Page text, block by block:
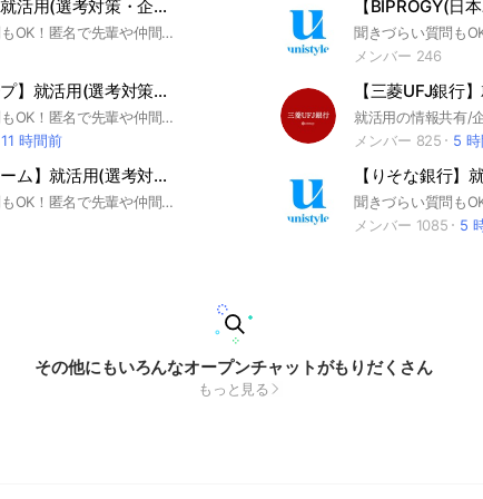
【東京ガス】就活用(選考対策・企業研究)グループ
聞きづらい質問もOK！匿名で先輩や仲間に相談しよう！ 就活サイトunistyleが運営する東京ガスの就活情報(選考対策/企業研究)共有グループです。 #就活 #東京ガス #インフラ業界 #インターンシップ #本選考 #unistyle #ユニスタイル #面接 #採用 #内定 #ES #エントリーシート #自己分析 #業界研究 #企業研究 #自己PR #ガクチカ #学生時代頑張ったこと #志何望動機 #webテスト #ウェブテスト #GD #グループディスカッション #グルディス #OB訪問 #企業選び #就活対策 #就活準備 #大手企業 #日系企業 ▼unistyleが運営するインフラのオプチャグループ▼ NEXCO東日本 / NEXCO西日本 / NEXCO中日本 / 郵船ロジスティクス / 首都高速道路 / 丸全昭和運輸 / 東京電力 / 関西電力 / 中部電力 / 北海道電力 / 東北電力 / 北陸電力 / 中国電力 / 四国電力 / 九州電力 / 東京ガス / 大阪ガス / 東邦ガス / 北海道ガス / 北陸ガス / 静岡ガス / 広島ガス / 西部ガス / ENEOS / 出光興産 / コスモエネルギー / INPEX / JERA / 石油資源開発（JAPEX) / J-POWER / 関電工 / 三愛オブリ ▼東京ガスの企業研究はこちらから▼ https://x.gd/2gAto
メンバー 246
【楽天グループ】就活用(選考対策・企業研究)グループ
聞きづらい質問もOK！匿名で先輩や仲間に相談しよう！ 就活サイトunistyleが運営する楽天グループの就活情報(選考対策/企業研究)共有グループです。 #就活 #楽天グループ #IT業界 #インターンシップ #本選考 #unistyle #ユニスタイル #面接 #採用 #内定 #ES #エントリーシート #自己分析 #業界研究 #企業研究 #自己PR #ガクチカ #学生時代頑張ったこと #志何望動機 #webテスト #ウェブテスト #GD #グループディスカッション #グルディス #OB訪問 #企業選び #就活対策 #就活準備 #大手企業 #日系企業 ▼unistyleが運営するITのオプチャグループ▼ NTTデータ / NTTコミュニケーションズ / NTTコムウェア / LINE / 楽天グループ / LINEヤフー / IBM ▼楽天グループの企業研究はこちらから▼ https://x.gd/vHpU9
11 時間前
メンバー 825
5
【ユニ・チャーム】就活用(選考対策・企業研究)グループ
聞きづらい質問もOK！匿名で先輩や仲間に相談しよう！ 本グループは就活支援サイト「unistyle」が運営する『ユニ・チャーム志望者向けの就活用(選考対策・企業研究)グループ』になります。 #就活 #ユニ・チャーム #消費財メーカー #日用品メーカー #トイレタリーメーカー #インターンシップ #本選考 #unistyle #ユニスタイル #面接 #採用 #内定 #ES #エントリーシート #自己分析 #業界研究 #企業研究 #自己PR #ガクチカ #学生時代頑張ったこと #志望動機 #webテスト #ウェブテスト #GD #グループディスカッション #グルディス #OB訪問 #企業選び #就活対策 #就活準備 #大手企業 #日系企業
メンバー 1085
5
その他にもいろんなオープンチャットがもりだくさん
もっと見る